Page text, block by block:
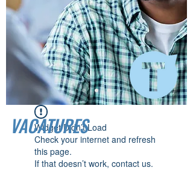
Widget Didn’t Load
Check your internet and refresh
this page.
If that doesn’t work, contact us.
VACATURES